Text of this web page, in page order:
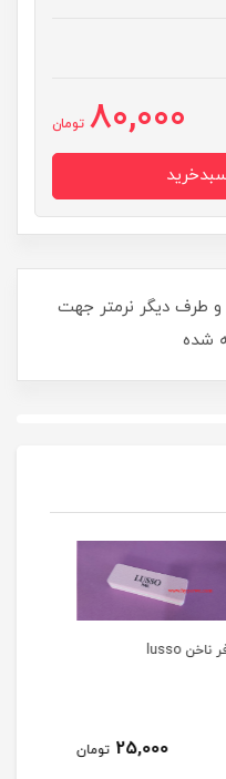
80,000 تومان
طرف ديگر نرمتر جهت
شده
سوهان ناخن دستي هلالي
110,000